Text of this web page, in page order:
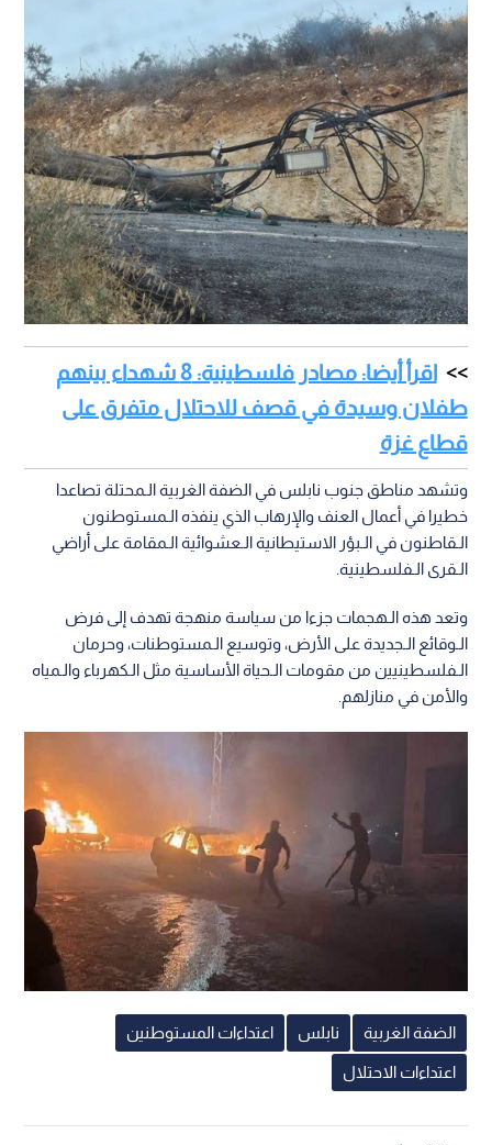
اقرأ أيضا: مصادر فلسطينية: 8 شهداء بينهم
طفلان وسيدة في قصف للاحتلال متفرق على
قطاع غزة
وتشهد مناطق جنوب نابلس في الضفة الغربية الـمحتلة تصاعدا
خطيرا في أعمال العنف والإرهاب الذي ينفذه الـمستوطنون
الـقاطنون في الـبؤر الاستيطانية الـعشوائية الـمقامة على أراضي
الـقرى الـفلسطينية.
وتعد هذه الـهجمات جزءا من سياسة منهجة تهدف إلى فرض
الـوقائع الـجديدة على الأرض، وتوسيع الـمستوطنات، وحرمان
الـفلسطينيين من مقومات الـحياة الأساسية مثل الـكهرباء والـمياه
والأمن في منازلهم.
الضفة الغربية نابلس اعتداءات المستوطنين
اعتداءات الاحتلال